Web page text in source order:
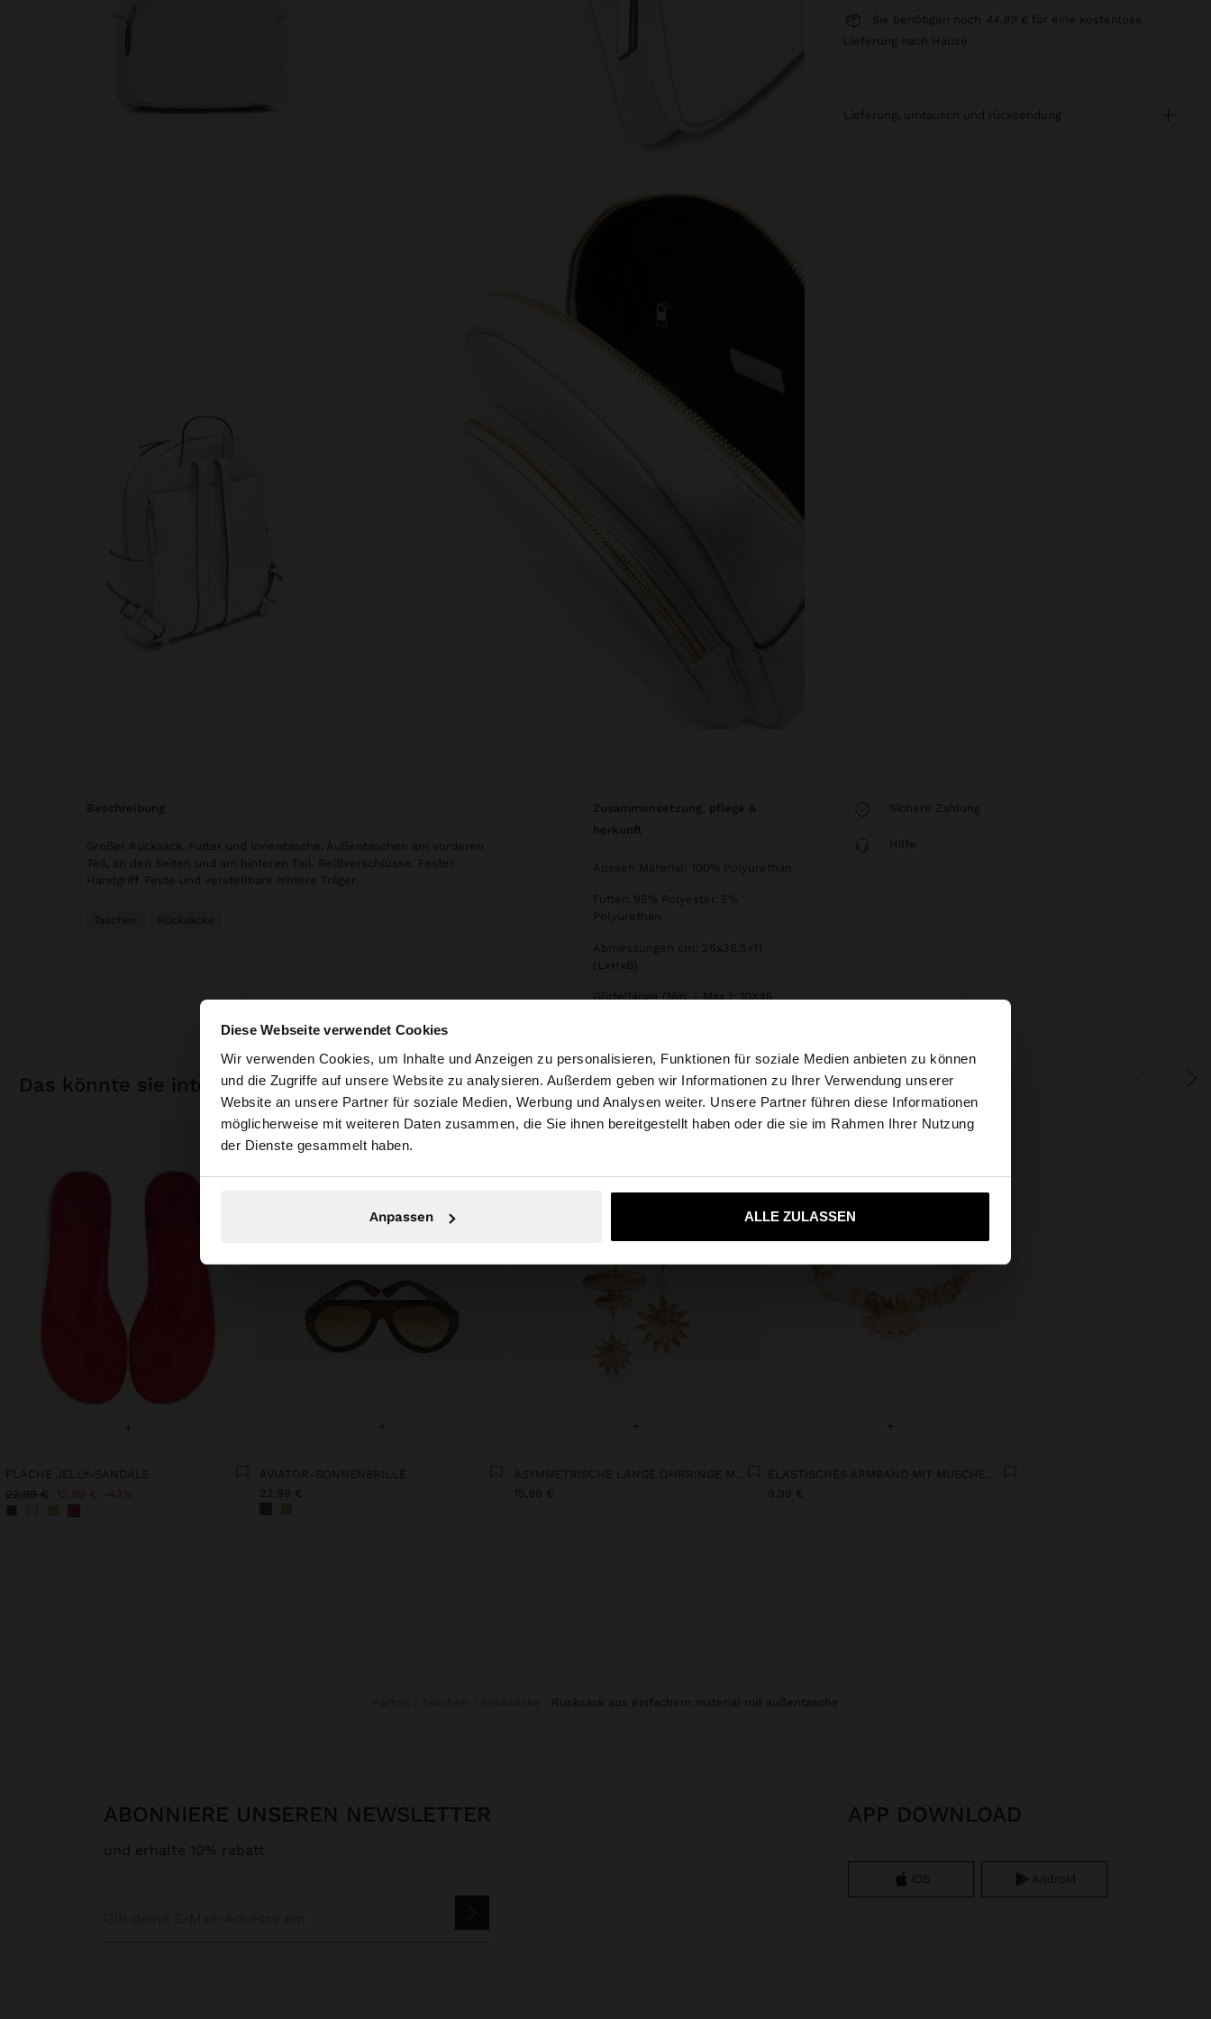
Diese Webseite verwendet Cookies
Wir verwenden Cookies, um Inhalte und Anzeigen zu personalisieren, Funktionen für soziale Medien anbieten zu können
und die Zugriffe auf unsere Website zu analysieren. Außerdem geben wir Informationen zu Ihrer Verwendung unserer
Website an unsere Partner für soziale Medien, Werbung und Analysen weiter. Unsere Partner führen diese Informationen
möglicherweise mit weiteren Daten zusammen, die Sie ihnen bereitgestellt haben oder die sie im Rahmen Ihrer Nutzung
der Dienste gesammelt haben.
Anpassen ALLE ZULASSEN
hallo ×
Sie greifen von Austria auf die Website zu. Möchten Sie unsere United States Website
durchsuchen?
Nein, bleiben Sie bei Austria Ja, bringen Sie mich zu United States
Sie benötigen noch 44,99 €
für eine kostenlose
Lieferung nach Hause
lieferung, umtausch und rücksendung
beschreibung
Großer Rucksack. Futter und Innentasche. Außentaschen am vorderen
Teil, an den Seiten und am hinteren Teil. Reißverschlüsse. Fester
Handgriff. Feste und verstellbare hintere Träger.
Taschen Rücksäcke
zusammensetzung, pflege &
herkunft
Aussen Material: 100% Polyurethan
Futter: 95% Polyester, 5%
Polyurethan
Abmessungen cm: 26x36.5x11
(LxHxB)
Gürtellänge (Min. - Max.): 10X45
Sichere Zahlung
Hilfe
das könnte sie interessieren
+
FLACHE JELLY-SANDALE
22,99 € 12,99 € 43%
+
AVIATOR-SONNENBRILLE
22,99 €
+
15,99 €
+
9,99 €
rucksack aus einfachem material mit außentasche
ABONNIERE UNSEREN NEWSLETTER
und erhalte 10% rabatt
APP DOWNLOAD
iOS Android